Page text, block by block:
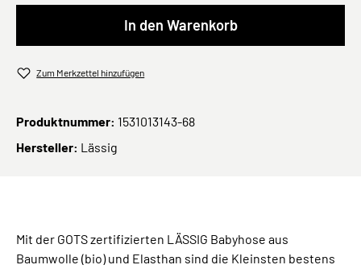
In den Warenkorb
Zum Merkzettel hinzufügen
Produktnummer: 1531013143-68
Hersteller: Lässig
Mit der GOTS zertifizierten LÄSSIG Babyhose aus
Baumwolle (bio) und Elasthan sind die Kleinsten bestens